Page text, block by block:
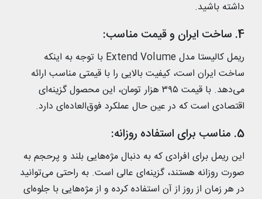
داشته باشید.
4. ساخت ایران و قیمت مناسب:
ریمل کالیستا مدل Extend Volume با توجه به اینکه
ساخت ایران است، کیفیت بالایی را با قیمتی مناسب ارائه
می‌دهد. با قیمت ۳۹۵ هزار تومان، این محصول گزینه‌ای
اقتصادی است که در عین حال عملکرد فوق‌العاده‌ای دارد.
5. مناسب برای استفاده روزانه:
این ریمل برای افرادی که به دنبال مژه‌هایی بلند و پرحجم به
صورت روزانه هستند، گزینه‌ای عالی است. به راحتی می‌توانید
در هر زمان از روز از آن استفاده کرده و از مژه‌هایی با جلوه‌ای